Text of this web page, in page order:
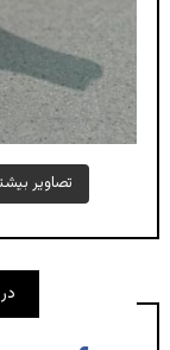
تصاویر